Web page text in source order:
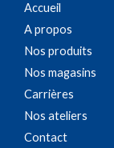
Accueil
A propos
Nos produits
Nos magasins
Carrières
Nos ateliers
Contact